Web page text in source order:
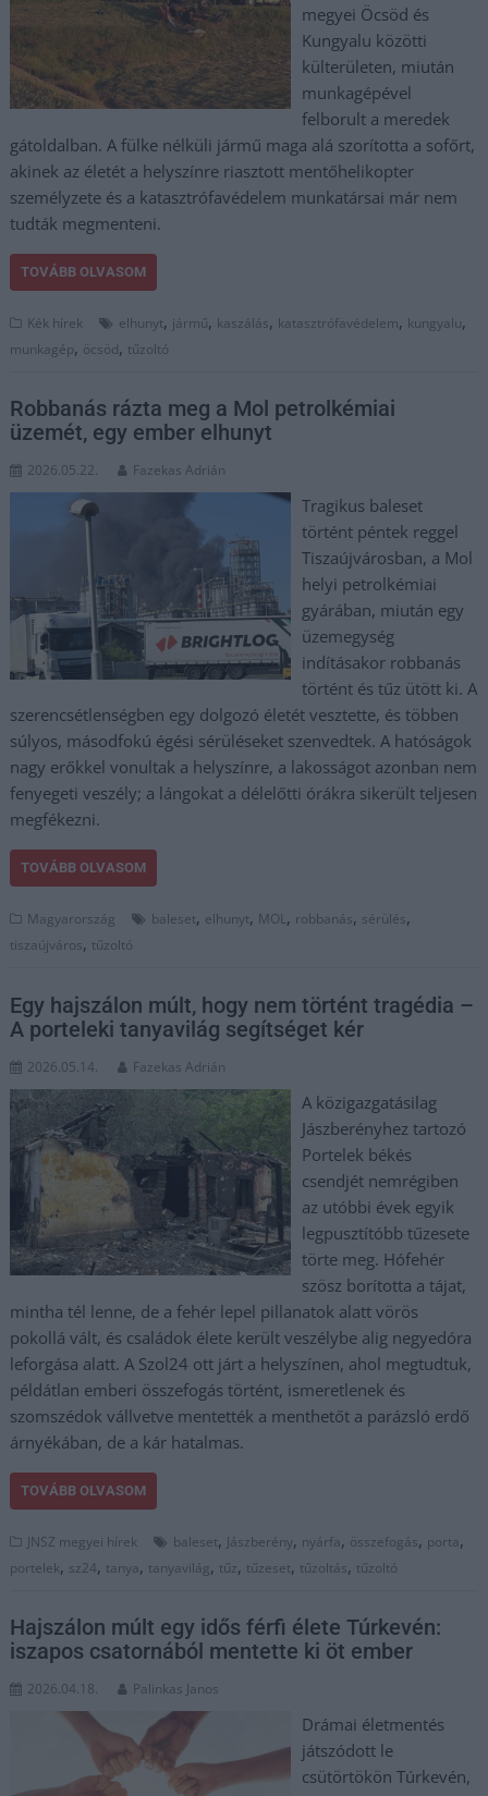
megyei Öcsöd és
Kungyalu közötti
külterületen, miután
munkagépével
felborult a meredek
gátoldalban. A fülke nélküli jármű maga alá szorította a sofőrt,
akinek az életét a helyszínre riasztott mentőhelikopter
személyzete és a katasztrófavédelem munkatársai már nem
tudták megmenteni.
TOVÁBB OLVASOM
Kék hírek elhunyt, jármű, kaszálás, katasztrófavédelem, kungyalu,
munkagép, öcsöd, tűzoltó
Robbanás rázta meg a Mol petrolkémiai
üzemét, egy ember elhunyt
2026.05.22. Fazekas Adrián
Tragikus baleset
történt péntek reggel
Tiszaújvárosban, a Mol
helyi petrolkémiai
gyárában, miután egy
üzemegység
indításakor robbanás
történt és tűz ütött ki. A
szerencsétlenségben egy dolgozó életét vesztette, és többen
súlyos, másodfokú égési sérüléseket szenvedtek. A hatóságok
nagy erőkkel vonultak a helyszínre, a lakosságot azonban nem
fenyegeti veszély; a lángokat a délelőtti órákra sikerült teljesen
megfékezni.
TOVÁBB OLVASOM
Magyarország baleset, elhunyt, MOL, robbanás, sérülés,
tiszaújváros, tűzoltó
Egy hajszálon múlt, hogy nem történt tragédia –
A porteleki tanyavilág segítséget kér
2026.05.14. Fazekas Adrián
A közigazgatásilag
Jászberényhez tartozó
Portelek békés
csendjét nemrégiben
az utóbbi évek egyik
legpusztítóbb tűzesete
törte meg. Hófehér
szösz borította a tájat,
mintha tél lenne, de a fehér lepel pillanatok alatt vörös
pokollá vált, és családok élete került veszélybe alig negyedóra
leforgása alatt. A Szol24 ott járt a helyszínen, ahol megtudtuk,
példátlan emberi összefogás történt, ismeretlenek és
szomszédok vállvetve mentették a menthetőt a parázsló erdő
árnyékában, de a kár hatalmas.
TOVÁBB OLVASOM
JNSZ megyei hírek baleset, Jászberény, nyárfa, összefogás, porta,
portelek, sz24, tanya, tanyavilág, tűz, tűzeset, tűzoltás, tűzoltó
Hajszálon múlt egy idős férfi élete Túrkevén:
iszapos csatornából mentette ki öt ember
2026.04.18. Palinkas Janos
Drámai életmentés
játszódott le
csütörtökön Túrkevén,